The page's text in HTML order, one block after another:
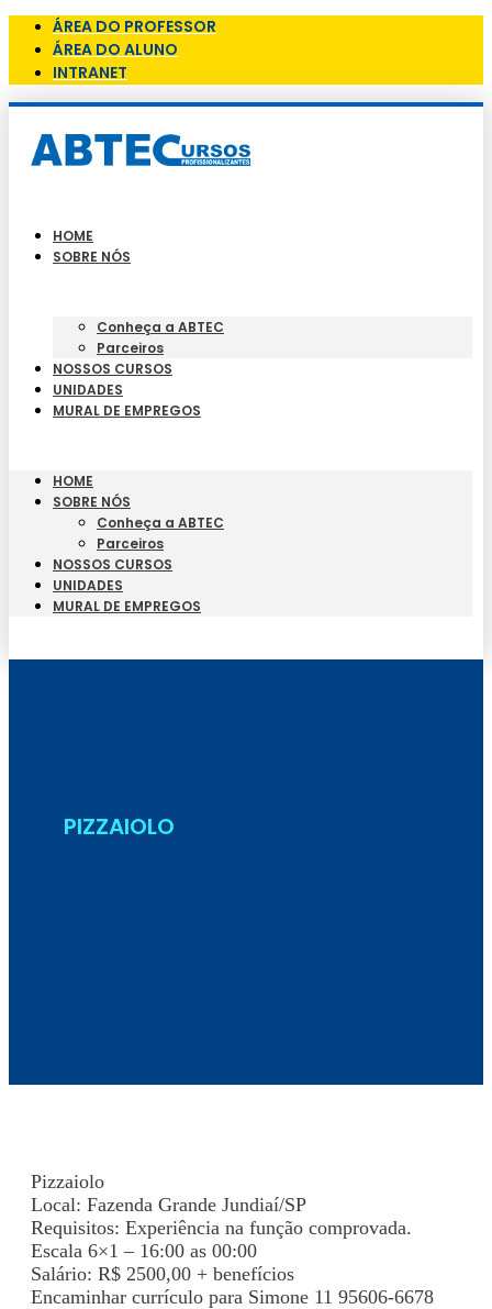
ÁREA DO PROFESSOR
ÁREA DO ALUNO
INTRANET
HOME
SOBRE NÓS
Conheça a ABTEC
Parceiros
NOSSOS CURSOS
UNIDADES
MURAL DE EMPREGOS
HOME
SOBRE NÓS
Conheça a ABTEC
Parceiros
NOSSOS CURSOS
UNIDADES
MURAL DE EMPREGOS
PIZZAIOLO
Pizzaiolo
Local: Fazenda Grande Jundiaí/SP
Requisitos: Experiência na função comprovada.
Escala 6×1 – 16:00 as 00:00
Salário: R$ 2500,00 + benefícios
Encaminhar currículo para Simone 11 95606-6678